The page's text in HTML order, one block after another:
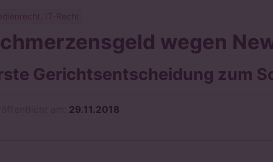
wegen
Gerichtsentscheidung zum
29.11.2018